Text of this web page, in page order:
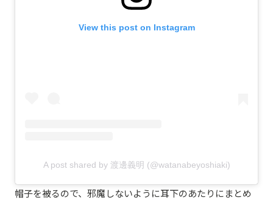
View this post on Instagram
A post shared by 渡邊義明 (@watanabeyoshiaki)
帽子を被るので、邪魔しないように耳下のあたりにまとめ